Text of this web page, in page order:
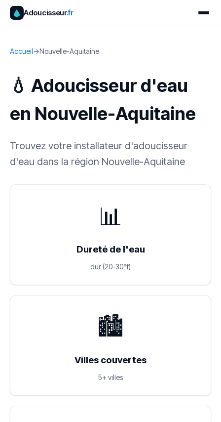
Adoucisseur.fr
Accueil→Nouvelle-Aquitaine
💧 Adoucisseur d'eau
en Nouvelle-Aquitaine
Trouvez votre installateur d'adoucisseur
d'eau dans la région Nouvelle-Aquitaine
📊
Dureté de l'eau
dur (20-30°f)
🏙️
Villes couvertes
5+ villes